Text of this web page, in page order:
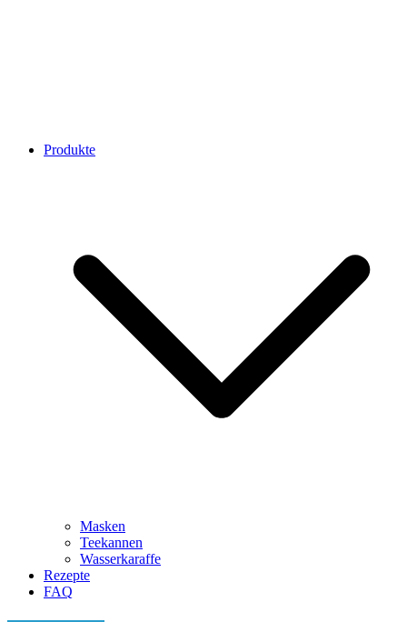
Produkte
Masken
Teekannen
Wasserkaraffe
Rezepte
FAQ